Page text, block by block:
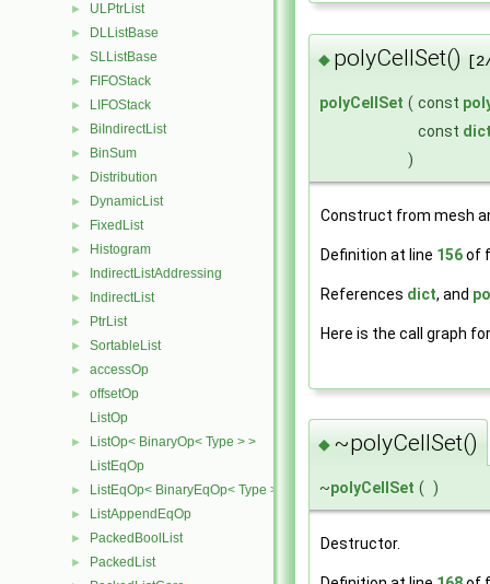
► ULPtrList
► DLListBase
► SLListBase
► FIFOStack
► LIFOStack
► BiIndirectList
► BinSum
► Distribution
► DynamicList
► FixedList
► Histogram
► IndirectListAddressing
► IndirectList
► PtrList
► SortableList
► accessOp
►
offsetOp
ListOp
►
ListOp< BinaryOp< Type > >
ListEqOp
► ListEqOp< BinaryEqOp< Type > >
► ListAppendEqOp
► PackedBoolList
► PackedList
◆ polyCellSet()
polyCellSet ( const
const
)
Construct from mesh
Definition at line 156of
References dict, and
Here is the call graph
◆ ~polyCellSet()
~polyCellSet ( )
Destructor.